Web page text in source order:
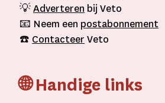
💡Adverteren bij Veto
📧 Neem een postabonnement
☎️ Contacteer Veto
🌐 Handige links